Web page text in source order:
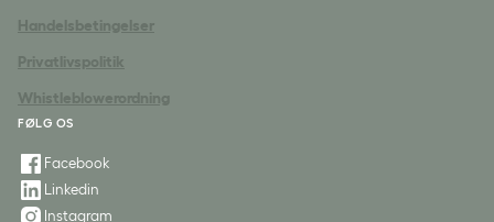
Handelsbetingelser
Privatlivspolitik
Whistleblowerordning
FØLG OS
Facebook
Linkedin
Instagram